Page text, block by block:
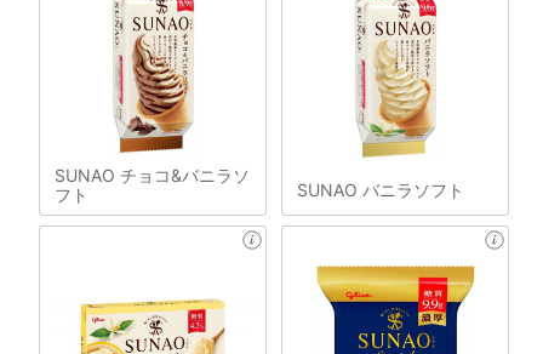
SUNAO チョコ&バニラソ
フト
SUNAO バニラソフト